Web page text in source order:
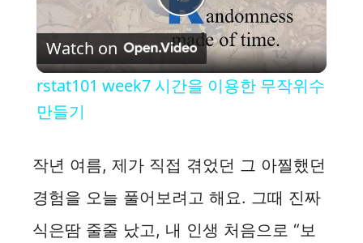
P
l
y
V
Watch on
rstat101 week7 시간을 이용한 무작위수
만들기
작년 여름, 제가 직접 겪었던 그 아찔했던
경험을 오늘 풀어보려고 해요. 그때 진짜
식은땀 줄줄 났고, 내 인생 처음으로 “보